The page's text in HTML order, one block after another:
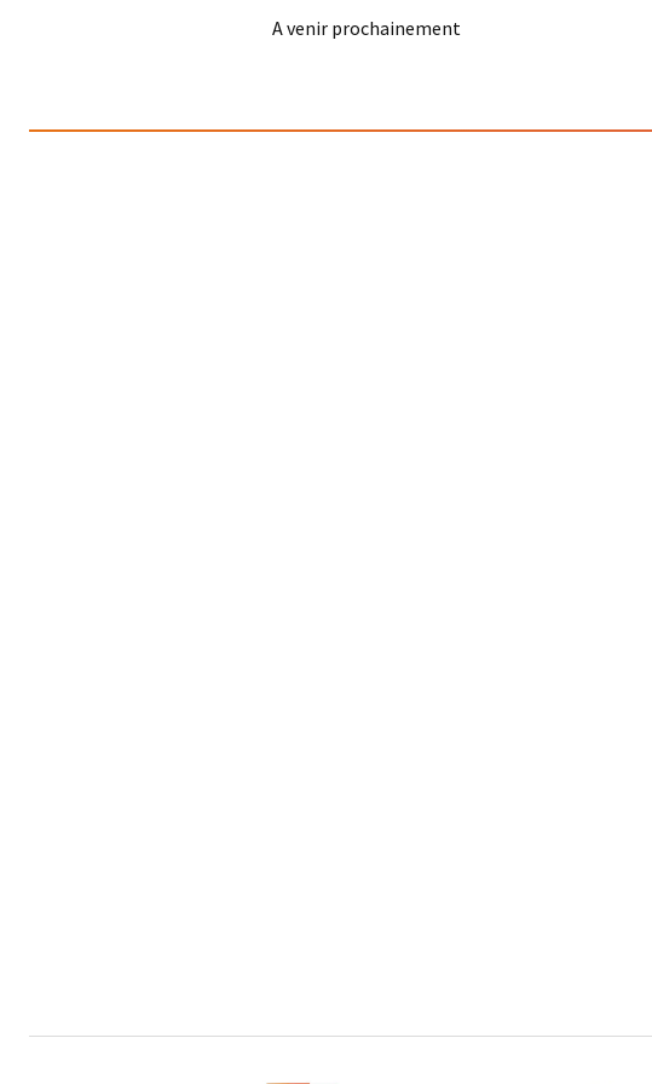
A venir prochainement